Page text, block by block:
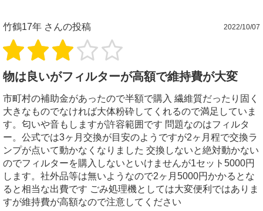
竹鶴17年 さんの投稿 2022/10/07
物は良いがフィルターが高額で維持費が大変
市町村の補助金があったので半額で購入 繊維質だったり固く
大きなものでなければ大体粉砕してくれるので満足していま
す。匂いや音もしますが許容範囲です 問題なのはフィルタ
ー。公式では3ヶ月交換が目安のようですが2ヶ月程で交換ラ
ンプが点いて動かなくなりました 交換しないと絶対動かない
のでフィルターを購入しないといけませんが1セット5000円
します。社外品等は無いようなので2ヶ月5000円かかるとな
ると相当な出費です ごみ処理機としては大変便利ではありま
すが維持費が高額なので注意してください